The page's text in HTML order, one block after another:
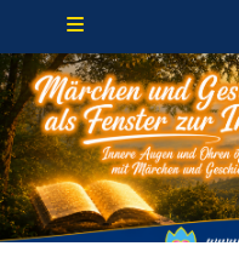
Zum
springen
Primäres Menü